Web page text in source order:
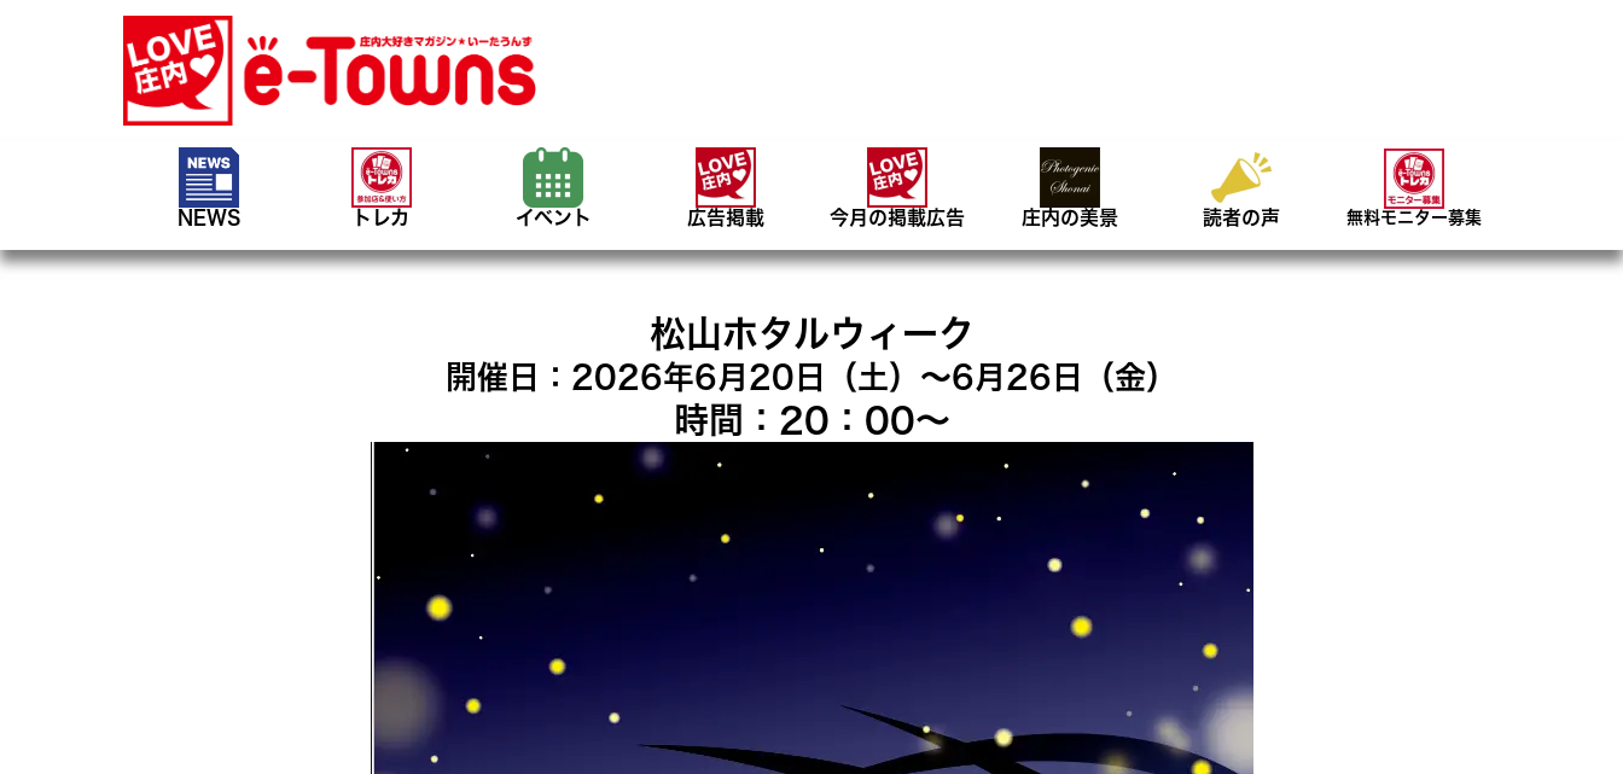
NEWS トレカ イベント 広告掲載 今月の掲載広告 庄内の美景 読者の声 無料モニター募集
松山ホタルウィーク
開催日：2026年6月20日（土）〜6月26日（金）
時間：20：00〜